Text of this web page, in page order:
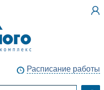
Расписание работы